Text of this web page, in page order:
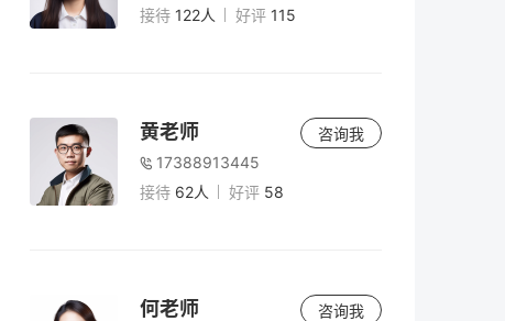
接待 122人 好评 115
黄老师
17388913445
接待 62人 好评 58
咨询我
何老师 咨询我